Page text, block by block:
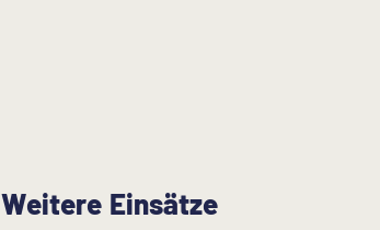
Weitere Einsätze